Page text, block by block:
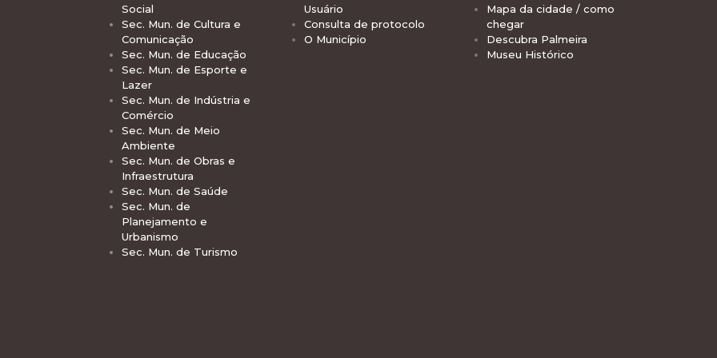
Social
Sec. Mun. de Cultura e
Comunicação
Sec. Mun. de Educação
Sec. Mun. de Esporte e
Lazer
Sec. Mun. de Indústria e
Comércio
Sec. Mun. de Meio
Ambiente
Sec. Mun. de Obras e
Infraestrutura
Sec. Mun. de Saúde
Sec. Mun. de
Planejamento e
Urbanismo
Sec. Mun. de Turismo
Usuário
Consulta de protocolo
O Município
Mapa da cidade / como
chegar
Descubra Palmeira
Museu Histórico